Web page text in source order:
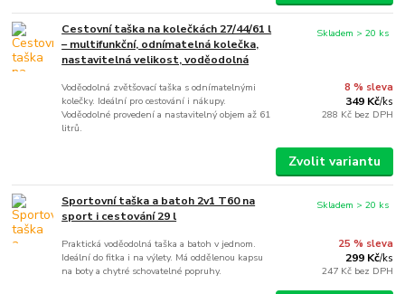
Cestovní taška na kolečkách 27/44/61 l
– multifunkční, odnímatelná kolečka,
nastavitelná velikost, voděodolná
Voděodolná zvětšovací taška s odnímatelnými
kolečky. Ideální pro cestování i nákupy.
Voděodolné provedení a nastavitelný objem až 61
litrů.
8 % sleva
349 Kč/ks
288 Kč bez DPH
Skladem > 20 ks
Zvolit variantu
Sportovní taška a batoh 2v1 T60 na
sport i cestování 29 l
Praktická voděodolná taška a batoh v jednom.
Ideální do fitka i na výlety. Má oddělenou kapsu
na boty a chytré schovatelné popruhy.
25 % sleva
299 Kč/ks
247 Kč bez DPH
Skladem > 20 ks